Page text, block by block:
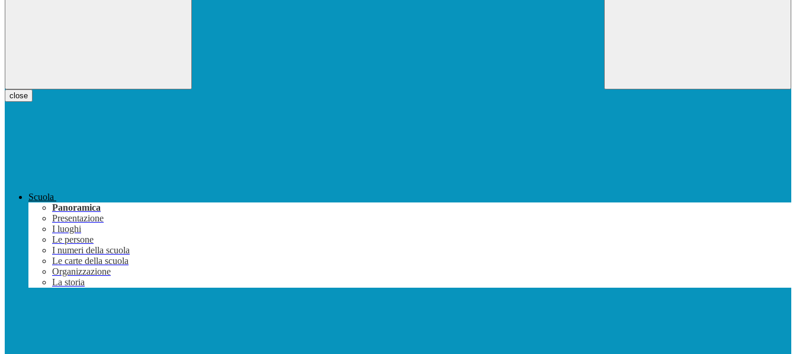
close
Scuola
Panoramica
Presentazione
I luoghi
Le persone
I numeri della scuola
Le carte della scuola
Organizzazione
La storia